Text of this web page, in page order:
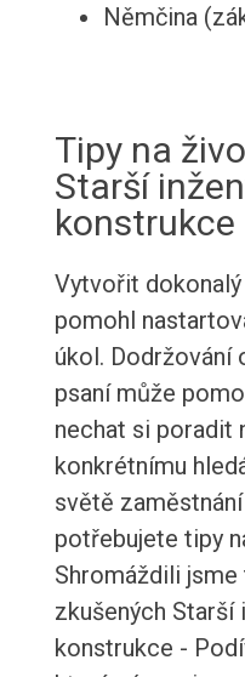
Němčina
Tipy na
Starší
konstrukce
Vytvořit
pomohl
úkol. Dodržování
psaní může
nechat si poradit
konkrétnímu
světě
potřebujete tipy
Shromáždili
zkušených Starší
konstrukce -